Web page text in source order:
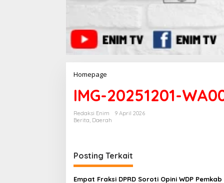
Homepage
m
p
r
IMG-20251201-
Redaksi Enim
9 April 2026
Berita Daerah
Posting Terkait
Empat Fraksi DPRD Soroti Opini WDP